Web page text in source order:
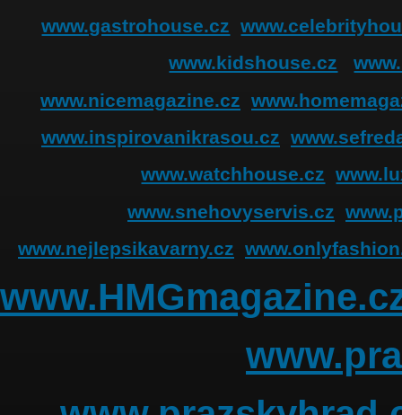
www.gastrohouse.cz
www.kidshouse.cz
www.nicemagazine.cz
www.inspirovanikrasou.cz
www.watchhouse.cz
www.snehovyservis.cz
www.nejlepsikavarny.cz